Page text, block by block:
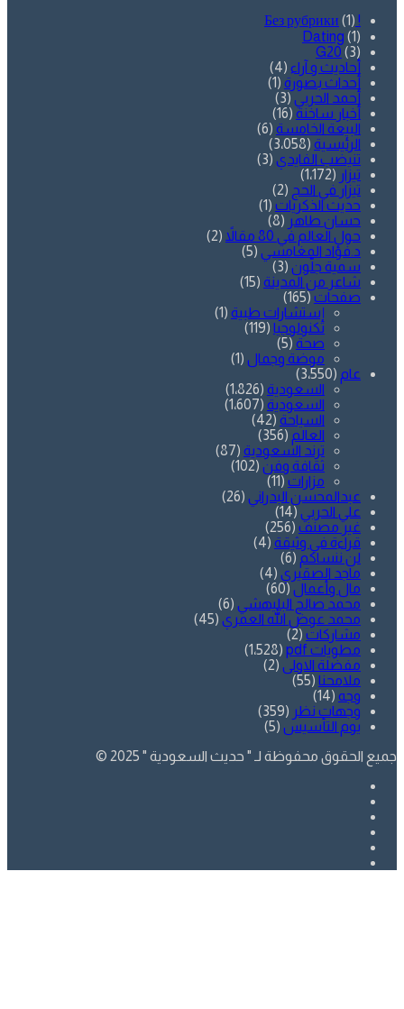
! Без рубрики
(1)
Dating (1)
G20 (3)
أحاديث و آراء (4)
أحداث بصورة (1)
أحمد الحربي (3)
أخبار ساخنة (16)
البيعة الخامسة (6)
الرئيسية (3٬058)
تنيضب الفايدي (3)
تيزار (1٬172)
تيزار في الحج (2)
حديث الذكريات (1)
حسان طاهر (8)
حول العالم في 80 مقالاً
(2)
د.فؤاد المغامسي (5)
سمية جلّون (3)
شاعر من المدينة (15)
صفحات (165)
إستشارات طبية (1)
تكنولوجيا (119)
صحة (5)
موضة وجمال (1)
عام (3٬550)
السعودية (1٬826)
السعودية (1٬607)
السياحة (42)
العالم (356)
ترند السعودية (87)
ثقافة وفن (102)
مزارات (11)
عبدالمحسن البدراني (26)
علي الحربي (14)
غير مصنف (256)
قراءة في وثيقة (4)
لن ننساكم (6)
ماجد الصقيري (4)
مال وأعمال (60)
محمد صالح البليهشي (6)
محمد عوض الله العمري (45)
مشاركات (2)
مطويات pdf
(1٬528)
مفضلة الاولى (2)
ملامحنا (55)
وجه (14)
وجهات نظر (359)
يوم التأسيس (5)
جميع الحقوق محفوظة لـ " حديث السعودية " 2025 ©